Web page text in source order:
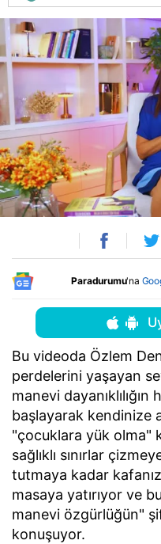
Paradurumu'na
Bu videoda Özlem
perdelerini yaşayan
manevi
başlayarak kendinize
"çocuklara yük olma"
sağlıklı sınırlar
tutmaya kadar
masaya yatırıyor ve
manevi özgürlüğün"
konuşuyor.